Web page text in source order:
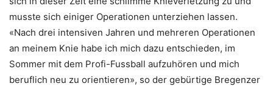
musste sich einiger Operationen unterziehen lassen.
«Nach drei intensiven Jahren und mehreren Operationen
an meinem Knie habe ich mich dazu entschieden, im
Sommer mit dem Profi-Fussball aufzuhören und mich
beruflich neu zu orientieren», so der gebürtige Bregenzer